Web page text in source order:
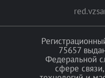
75657
Федеральной
сфере